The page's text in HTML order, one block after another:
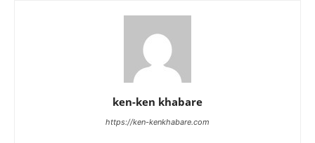
ken-ken khabare
https://ken-kenkhabare.com